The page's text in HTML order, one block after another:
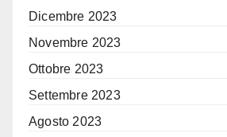
Dicembre 2023
Novembre 2023
Ottobre 2023
Settembre 2023
Agosto 2023